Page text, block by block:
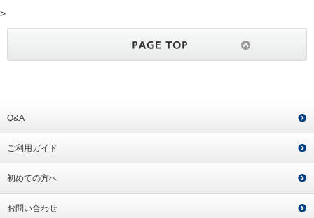
>
Q&A
ご利用ガイド
初めての方へ
お問い合わせ